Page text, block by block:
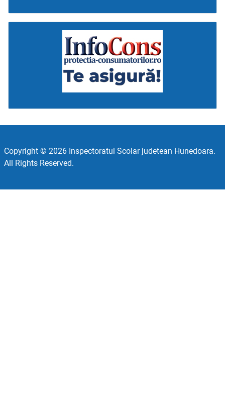
Copyright © 2026 Inspectoratul Scolar judetean Hunedoara.
All Rights Reserved.